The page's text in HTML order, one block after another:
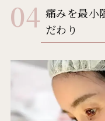
痛みを最小
だわり